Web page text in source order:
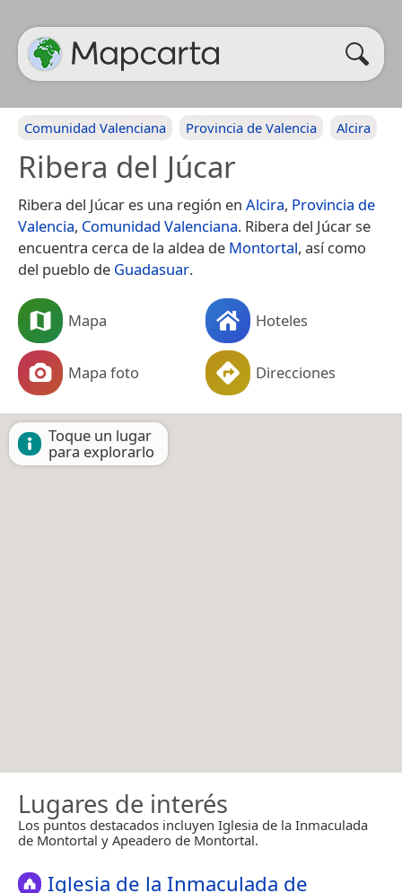
Comunidad Valenciana Provincia de Valencia Alcira
Ribera del Júcar
Ribera del Júcar es una región en Alcira, Provincia de
Valencia, Comunidad Valenciana. Ribera del Júcar se
encuentra cerca de la aldea de Montortal, así como
del pueblo de Guadasuar.
Mapa Hoteles
Mapa foto Direcciones
Toque un lugar
para explorarlo
Lugares de interés
Los puntos destacados incluyen Iglesia de la Inmaculada
de Montortal y Apeadero de Montortal.
Iglesia de la Inmaculada de